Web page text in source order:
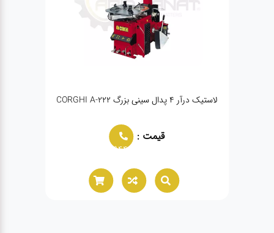
لاستیک درآر ۴ پدال سینی بزرگ CORGHI A-222
قیمت :
02166021944